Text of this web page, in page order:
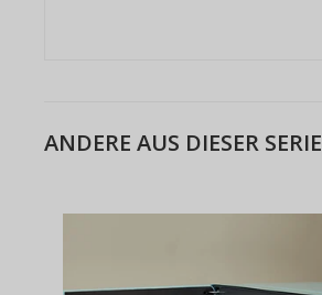
ANDERE AUS DIESER SERIE